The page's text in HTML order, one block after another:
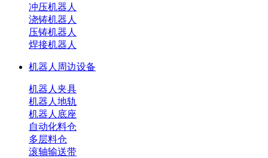
冲压机器人
浇铸机器人
压铸机器人
焊接机器人
机器人周边设备
机器人夹具
机器人地轨
机器人底座
自动化料仓
多层料仓
滚轴输送带